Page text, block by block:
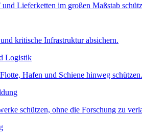
Lieferketten im großen Maßstab
kritische Infrastruktur absichern.
Logistik
Hafen und Schiene hinweg schützen.
schützen, ohne die Forschung zu